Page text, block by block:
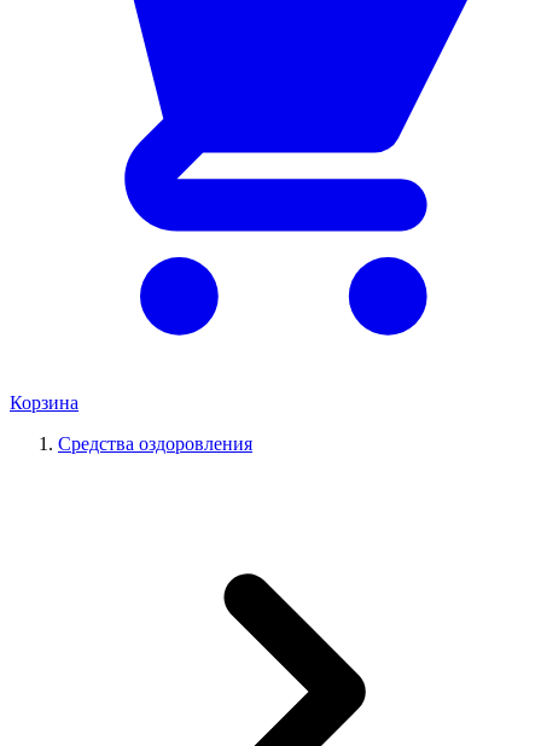
Корзина
Средства оздоровления